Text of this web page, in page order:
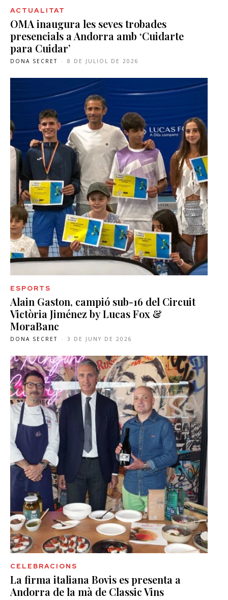
ACTUALITAT
OMA inaugura les seves trobades
presencials a Andorra amb ‘Cuidarte
para Cuidar’
DONA SECRET - 8 DE JULIOL DE 2026
ESPORTS
Alain Gaston, campió sub-16 del Circuit
Victòria Jiménez by Lucas Fox &
MoraBanc
DONA SECRET - 3 DE JUNY DE 2026
CELEBRACIONS
La firma italiana Bovis es presenta a
Andorra de la mà de Classic Vins